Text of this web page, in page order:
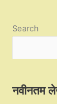
Search
नवीनतम